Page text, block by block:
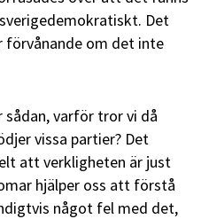
Det
förvånande om det inte
sådan, varför tror vi då
vissa partier? Det
att verkligheten är just
hjälper oss att förstå
något fel med det,